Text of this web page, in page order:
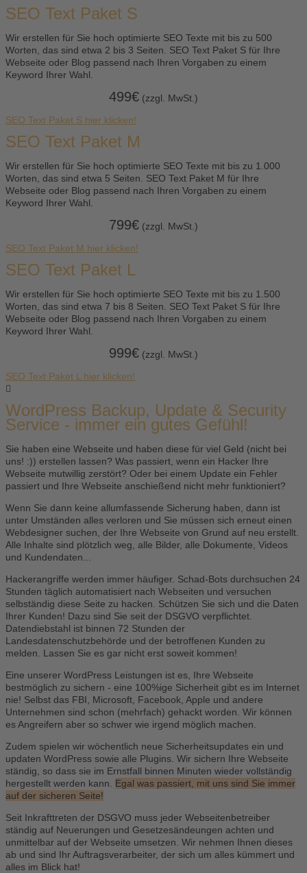
SEO Text Paket S
Wir erstellen für Sie hoch optimierte SEO Texte mit bis zu 500
Worten, das sind etwa 2 bis 3 Seiten. SEO Text Paket S für Ihre
Webseite oder Blog passend nach Ihren Vorgaben zu einem
Keyword Ihrer Wahl.
499€ (zzgl. MwSt.)
SEO Text Paket S hier klicken!
SEO Text Paket M
Wir erstellen für Sie hoch optimierte SEO Texte mit bis zu 1.000
Worten, das sind etwa 5 Seiten. SEO Text Paket M für Ihre
Webseite oder Blog passend nach Ihren Vorgaben zu einem
Keyword Ihrer Wahl.
799€ (zzgl. MwSt.)
SEO Text Paket M hier klicken!
SEO Text Paket L
Wir erstellen für Sie hoch optimierte SEO Texte mit bis zu 1.500
Worten, das sind etwa 7 bis 8 Seiten. SEO Text Paket S für Ihre
Webseite oder Blog passend nach Ihren Vorgaben zu einem
Keyword Ihrer Wahl.
999€ (zzgl. MwSt.)
SEO Text Paket L hier klicken!
WordPress Backup, Update & Security
Service - immer ein gutes Gefühl!
Sie haben eine Webseite und haben diese für viel Geld (nicht bei
uns! :)) erstellen lassen? Was passiert, wenn ein Hacker Ihre
Webseite mutwillig zerstört? Oder bei einem Update ein Fehler
passiert und Ihre Webseite anschießend nicht mehr funktioniert?
Wenn Sie dann keine allumfassende Sicherung haben, dann ist
unter Umständen alles verloren und Sie müssen sich erneut einen
Webdesigner suchen, der Ihre Webseite von Grund auf neu erstellt.
Alle Inhalte sind plötzlich weg, alle Bilder, alle Dokumente, Videos
und Kundendaten...
Hackerangriffe werden immer häufiger. Schad-Bots durchsuchen 24
Stunden täglich automatisiert nach Webseiten und versuchen
selbständig diese Seite zu hacken. Schützen Sie sich und die Daten
Ihrer Kunden! Dazu sind Sie seit der DSGVO verpflichtet.
Datendiebstahl ist binnen 72 Stunden der
Landesdatenschutzbehörde und der betroffenen Kunden zu
melden. Lassen Sie es gar nicht erst soweit kommen!
Eine unserer WordPress Leistungen ist es, Ihre Webseite
bestmöglich zu sichern - eine 100%ige Sicherheit gibt es im Internet
nie! Selbst das FBI, Microsoft, Facebook, Apple und andere
Unternehmen sind schon (mehrfach) gehackt worden. Wir können
es Angreifern aber so schwer wie irgend möglich machen.
Zudem spielen wir wöchentlich neue Sicherheitsupdates ein und
updaten WordPress sowie alle Plugins. Wir sichern Ihre Webseite
ständig, so dass sie im Ernstfall binnen Minuten wieder vollständig
hergestellt werden kann. Egal was passiert, mit uns sind Sie immer
auf der sicheren Seite!
Seit Inkrafttreten der DSGVO muss jeder Webseitenbetreiber
ständig auf Neuerungen und Gesetzesändeungen achten und
unmittelbar auf der Webseite umsetzen. Wir nehmen Ihnen dieses
ab und sind Ihr Auftragsverarbeiter, der sich um alles kümmert und
alles im Blick hat!